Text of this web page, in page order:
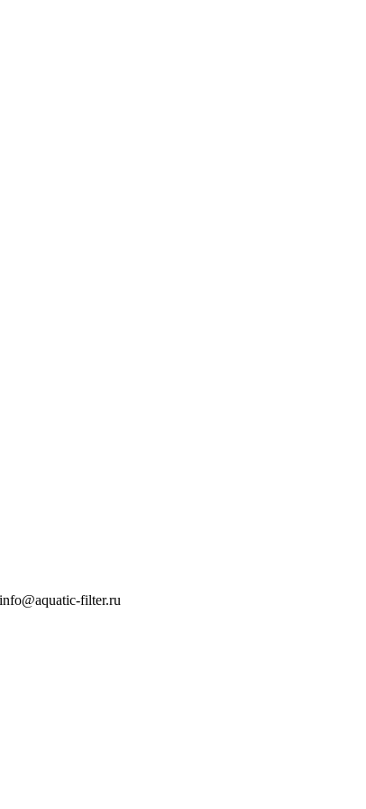
info@aquatic-filter.ru